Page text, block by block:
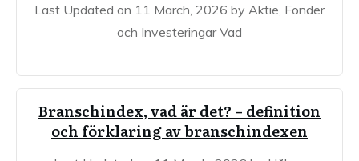
Last Updated on 11 March, 2026 by Aktie, Fonder
och Investeringar Vad
Branschindex, vad är det? – definition
och förklaring av branschindexen